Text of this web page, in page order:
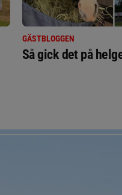
GÄSTBLOGGEN
Så gick det på